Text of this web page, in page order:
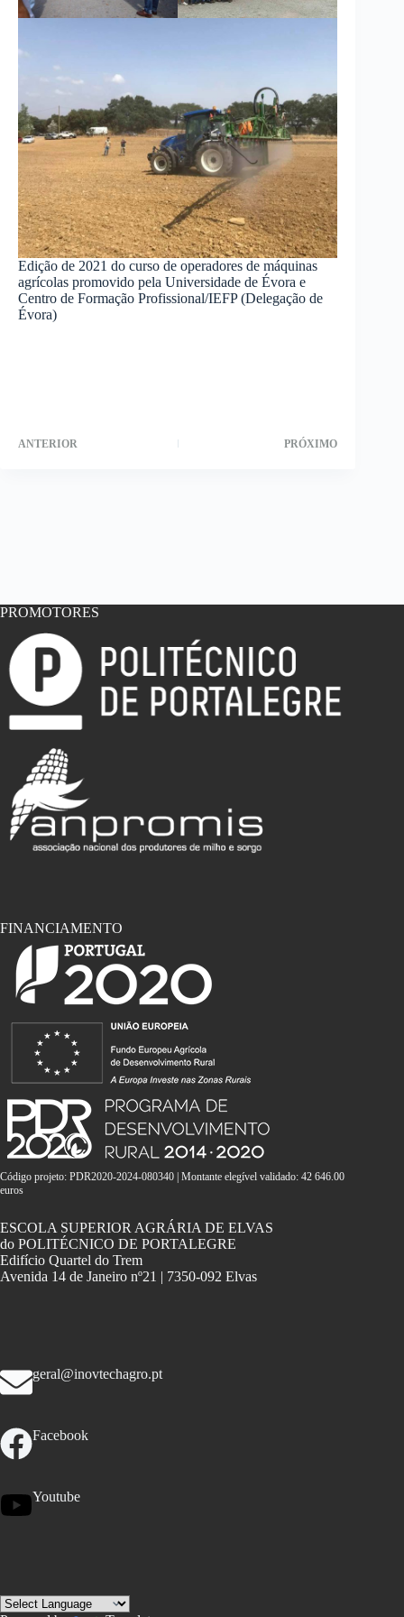
Edição de 2021 do curso de operadores de máquinas
agrícolas promovido pela Universidade de Évora e
Centro de Formação Profissional/IEFP (Delegação de
Évora)
ANTERIOR PRÓXIMO
PROMOTORES
FINANCIAMENTO
Código projeto: PDR2020-2024-080340 | Montante elegível validado: 42 646.00
euros
ESCOLA SUPERIOR AGRÁRIA DE ELVAS
do POLITÉCNICO DE PORTALEGRE
Edifício Quartel do Trem
Avenida 14 de Janeiro nº21 | 7350-092 Elvas
geral@inovtechagro.pt
Facebook
Youtube